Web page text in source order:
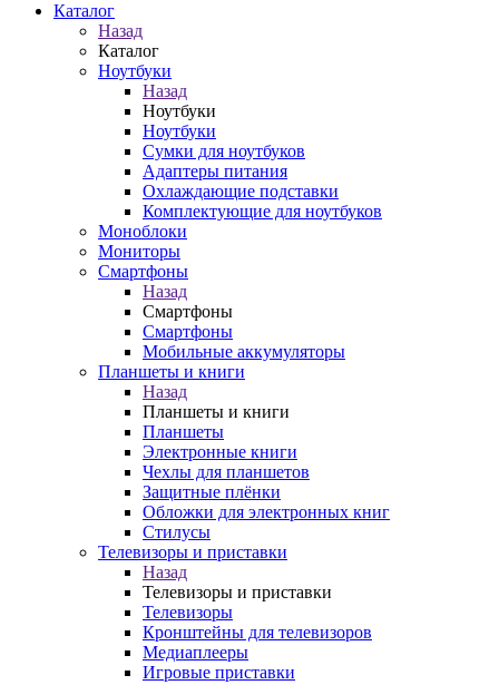
Каталог
Назад
Каталог
Ноутбуки
Назад
Ноутбуки
Ноутбуки
Сумки для ноутбуков
Адаптеры питания
Охлаждающие подставки
Комплектующие для ноутбуков
Моноблоки
Мониторы
Смартфоны
Назад
Смартфоны
Смартфоны
Мобильные аккумуляторы
Планшеты и книги
Назад
Планшеты и книги
Планшеты
Электронные книги
Чехлы для планшетов
Защитные плёнки
Обложки для электронных книг
Стилусы
Телевизоры и приставки
Назад
Телевизоры и приставки
Телевизоры
Кронштейны для телевизоров
Медиаплееры
Игровые приставки